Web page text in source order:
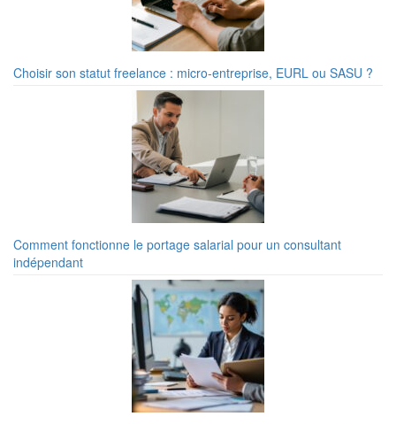
Choisir son statut freelance : micro-entreprise, EURL ou SASU ?
Comment fonctionne le portage salarial pour un consultant
indépendant